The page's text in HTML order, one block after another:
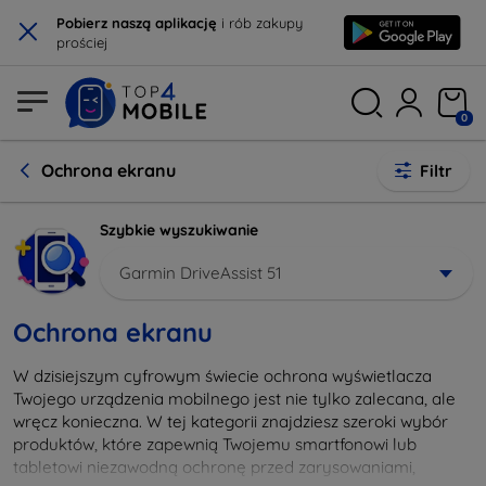
× Pobierz naszą aplikację i rób zakupy
prościej
0
Ochrona ekranu Filtr
Szybkie wyszukiwanie
Garmin DriveAssist 51
Ochrona ekranu
W dzisiejszym cyfrowym świecie ochrona wyświetlacza
Twojego urządzenia mobilnego jest nie tylko zalecana, ale
wręcz konieczna. W tej kategorii znajdziesz szeroki wybór
produktów, które zapewnią Twojemu smartfonowi lub
tabletowi niezawodną ochronę przed zarysowaniami,